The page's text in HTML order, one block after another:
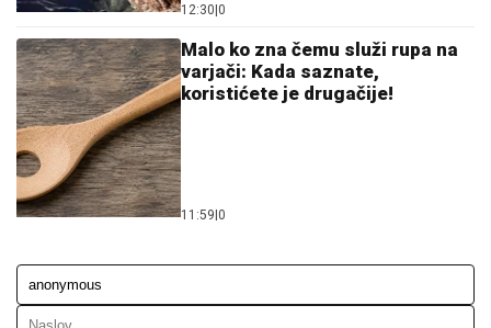
12:30 0
Malo ko zna čemu služi rupa na
varjači: Kada saznate,
koristićete je drugačije!
11:59 0